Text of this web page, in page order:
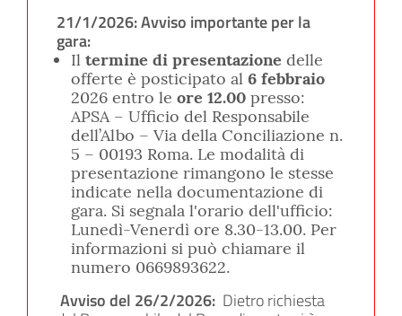
21/1/2026: Avviso importante per la
gara:
Il termine di presentazione delle
offerte è posticipato al 6 febbraio
2026 entro le ore 12.00 presso:
APSA – Ufficio del Responsabile
dell’Albo – Via della Conciliazione n.
5 – 00193 Roma. Le modalità di
presentazione rimangono le stesse
indicate nella documentazione di
gara. Si segnala l'orario dell'ufficio:
Lunedì-Venerdì ore 8.30-13.00. Per
informazioni si può chiamare il
numero 0669893622.
Avviso del 26/2/2026: Dietro richiesta